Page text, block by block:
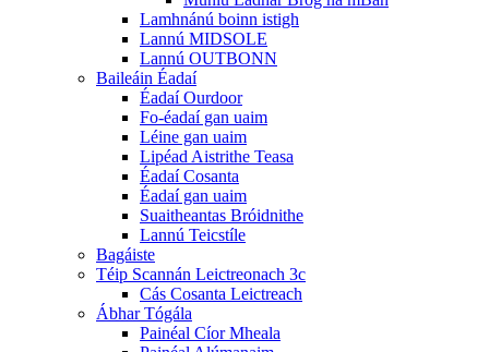
Lamhnánú boinn istigh
Lannú MIDSOLE
Lannú OUTBONN
Baileáin Éadaí
Éadaí Ourdoor
Fo-éadaí gan uaim
Léine gan uaim
Lipéad Aistrithe Teasa
Éadaí Cosanta
Éadaí gan uaim
Suaitheantas Bróidnithe
Lannú Teicstíle
Bagáiste
Téip Scannán Leictreonach 3c
Cás Cosanta Leictreach
Ábhar Tógála
Painéal Cíor Mheala